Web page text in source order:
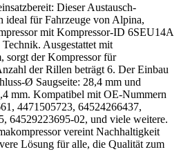
Dieser Austausch-
ideal für Fahrzeuge von Alpina,
mit Kompressor-ID 6SEU14A
Technik. Ausgestattet mit
sorgt der Kompressor für
der Rillen beträgt 6. Der Einbau
Ø Saugseite: 28,4 mm und
mm. Kompatibel mit OE-Nummern
4471505723, 64524266437,
64529223695-02, und viele weitere.
vereint Nachhaltigkeit
Lösung für alle, die Qualität zum